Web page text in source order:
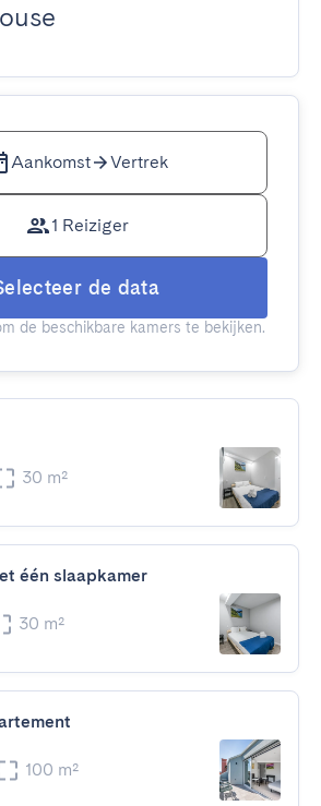
Aankomst Vertrek
1 Reiziger
de data
de beschikbare kamers te bekijken.
30 m²
één slaapkamer
30 m²
100 m²